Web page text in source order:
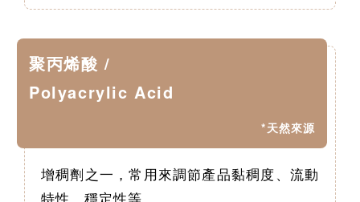
聚丙烯酸 /
Polyacrylic Acid
*天然來源
增稠劑之一，常用來調節產品黏稠度、流動
特性、穩定性等